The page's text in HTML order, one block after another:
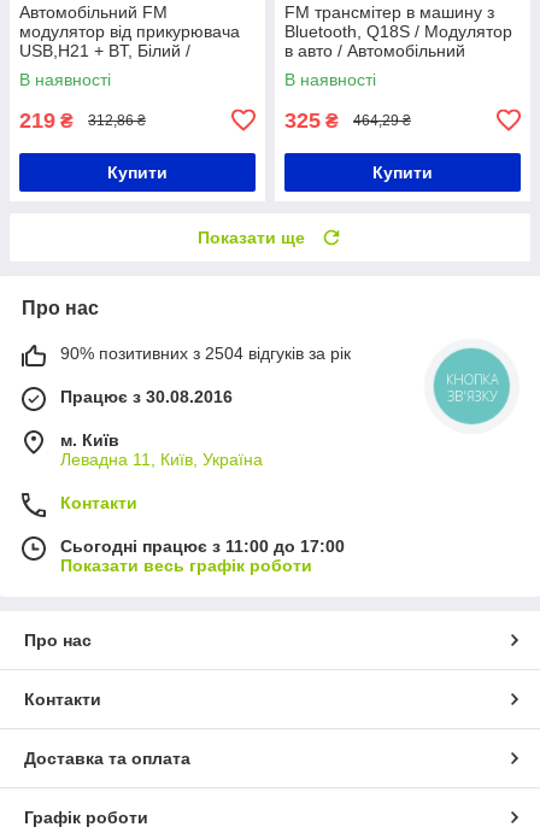
Автомобільний FM
модулятор від прикурювача
USB,H21 + BT, Білий /
Трансмітер в машину
В наявності
219 ₴ 312,86 ₴
Купити
FM трансмітер в машину з
Bluetooth, Q18S / Модулятор
в авто / Автомобільний
адаптер
В наявності
325 ₴ 464,29 ₴
Купити
Показати ще
Про нас
90% позитивних з 2504 відгуків за рік
Працює з 30.08.2016
м. Київ
Левадна 11, Київ, Україна
Контакти
Сьогодні працює з 11:00 до 17:00
Показати весь графік роботи
Про нас
Контакти
Доставка та оплата
Графік роботи
КНОПКА
ЗВ'ЯЗКУ